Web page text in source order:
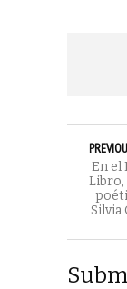
En el
Silvia